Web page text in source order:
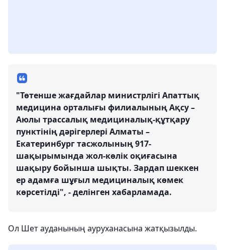
"Төтенше жағдайлар министрлігі Апаттық
медицина орталығы филиалының Ақсу –
Аюлы трассалық медициналық-құтқару
пунктінің дәрігерлері Алматы –
Екатеринбург тасжолының 917-
шақырымында жол-көлік оқиғасына
шақыру бойынша шықты. Зардап шеккен
ер адамға шұғыл медициналық көмек
көрсетілді", - делінген хабарламада.
Ол Шет ауданының ауруханасына жатқызылды.